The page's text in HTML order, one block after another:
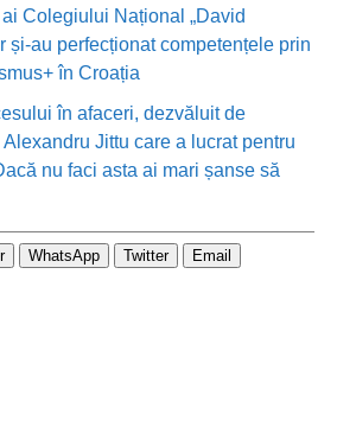
Colegiului Național „David
și-au perfecționat competențele prin
în Croația
în afaceri, dezvăluit de
Jittu care a lucrat pentru
nu faci asta ai mari șanse să
WhatsApp Twitter Email